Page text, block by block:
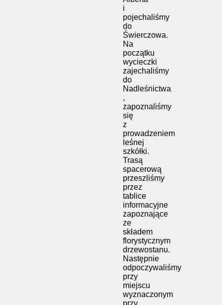
i
pojechaliśmy
do
Świerczowa.
Na
początku
wycieczki
zajechaliśmy
do
Nadleśnictwa
,
zapoznaliśmy
się
z
prowadzeniem
leśnej
szkółki.
Trasą
spacerową
przeszliśmy
przez
tablice
informacyjne
zapoznające
ze
składem
florystycznym
drzewostanu.
Następnie
odpoczywaliśmy
przy
miejscu
wyznaczonym
przy